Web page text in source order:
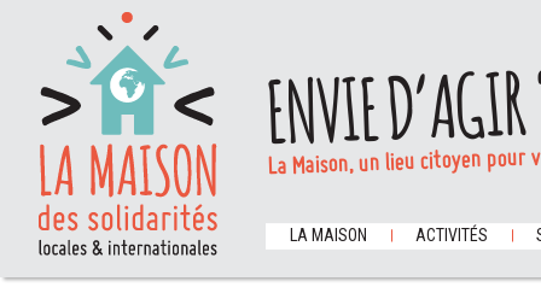
ENVIE
La Maison, un lieu citoyen
LA MAISON ACTIVITÉS